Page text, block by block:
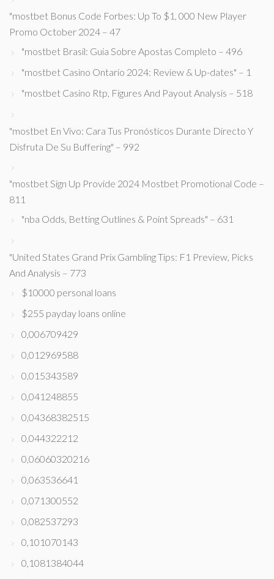
"mostbet Bonus Code Forbes: Up To $1, 000 New Player
Promo October 2024 – 47
"mostbet Brasil: Guia Sobre Apostas Completo – 496
"mostbet Casino Ontario 2024: Review & Up-dates" – 1
"mostbet Casino Rtp, Figures And Payout Analysis – 518
"mostbet En Vivo: Cara Tus Pronósticos Durante Directo Y
Disfruta De Su Buffering" – 992
"mostbet Sign Up Provide 2024 Mostbet Promotional Code –
811
"nba Odds, Betting Outlines & Point Spreads" – 631
"United States Grand Prix Gambling Tips: F1 Preview, Picks
And Analysis – 773
$10000 personal loans
$255 payday loans online
0,006709429
0,012969588
0,015343589
0,041248855
0,04368382515
0,044322212
0,06060320216
0,063536641
0,071300552
0,082537293
0,101070143
0,1081384044